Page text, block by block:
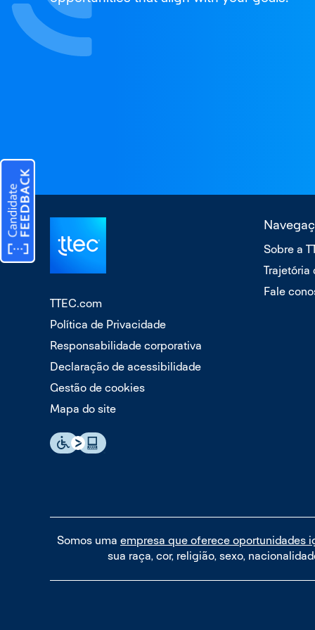
TTEC.com
Política de Privacidade
Responsabilidade corporativa
Declaração de acessibilidade
Gestão de cookies
Mapa do site
Sobre a
Trajetória
Fale
Somos uma empresa que oferece oportunidades
sua raça, cor, religião, sexo,